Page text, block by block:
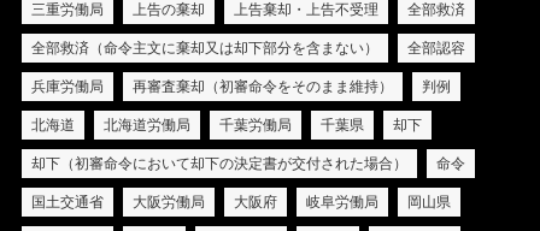
三重労働局 上告の棄却 上告棄却・上告不受理 全部救済
全部救済（命令主文に棄却又は却下部分を含まない） 全部認容
兵庫労働局 再審査棄却（初審命令をそのまま維持） 判例
北海道 北海道労働局 千葉労働局 千葉県 却下
却下（初審命令において却下の決定書が交付された場合） 命令
国土交通省 大阪労働局 大阪府 岐阜労働局 岡山県